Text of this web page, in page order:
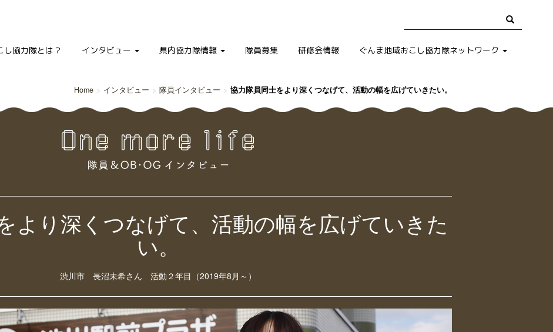
し協力隊とは？ インタビュー 県内協力隊情報 隊員募集 研修会情報 ぐんま地域おこし協力隊ネットワーク
Home インタビュー 隊員インタビュー 協力隊員同士をより深くつなげて、活動の幅を広げていきたい。
より深くつなげて、活動の幅を広げていきた
い。
渋川市 長沼未希さん 活動２年目（2019年8月～）